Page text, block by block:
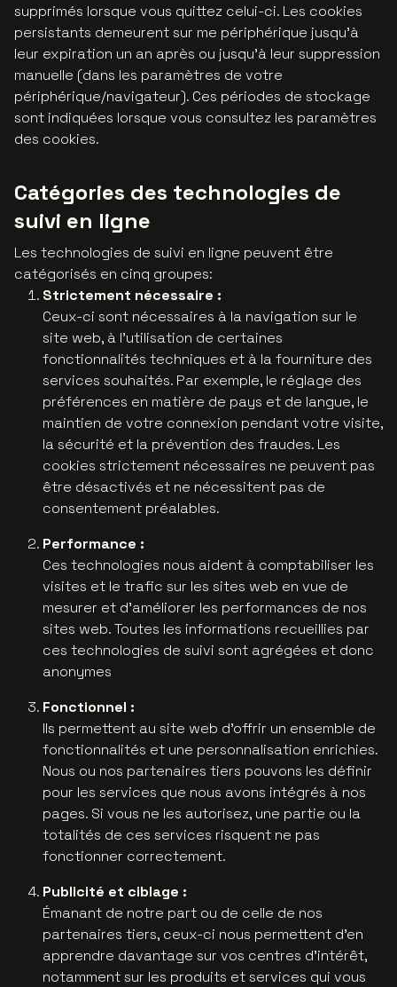
supprimés lorsque vous quittez celui-ci. Les cookies
persistants demeurent sur me périphérique jusqu’à
leur expiration un an après ou jusqu'à leur suppression
manuelle (dans les paramètres de votre
périphérique/navigateur). Ces périodes de stockage
sont indiquées lorsque vous consultez les paramètres
des cookies.
Catégories des technologies de
suivi en ligne
Les technologies de suivi en ligne peuvent être
catégorisés en cinq groupes:
Strictement nécessaire :
Ceux-ci sont nécessaires à la navigation sur le
site web, à l’utilisation de certaines
fonctionnalités techniques et à la fourniture des
services souhaités. Par exemple, le réglage des
préférences en matière de pays et de langue, le
maintien de votre connexion pendant votre visite,
la sécurité et la prévention des fraudes. Les
cookies strictement nécessaires ne peuvent pas
être désactivés et ne nécessitent pas de
consentement préalables.
Performance :
Ces technologies nous aident à comptabiliser les
visites et le trafic sur les sites web en vue de
mesurer et d’améliorer les performances de nos
sites web. Toutes les informations recueillies par
ces technologies de suivi sont agrégées et donc
anonymes
Fonctionnel :
Ils permettent au site web d'offrir un ensemble de
fonctionnalités et une personnalisation enrichies.
Nous ou nos partenaires tiers pouvons les définir
pour les services que nous avons intégrés à nos
pages. Si vous ne les autorisez, une partie ou la
totalités de ces services risquent ne pas
fonctionner correctement.
Publicité et ciblage :
Émanant de notre part ou de celle de nos
partenaires tiers, ceux-ci nous permettent d'en
apprendre davantage sur vos centres d'intérêt,
notamment sur les produits et services qui vous